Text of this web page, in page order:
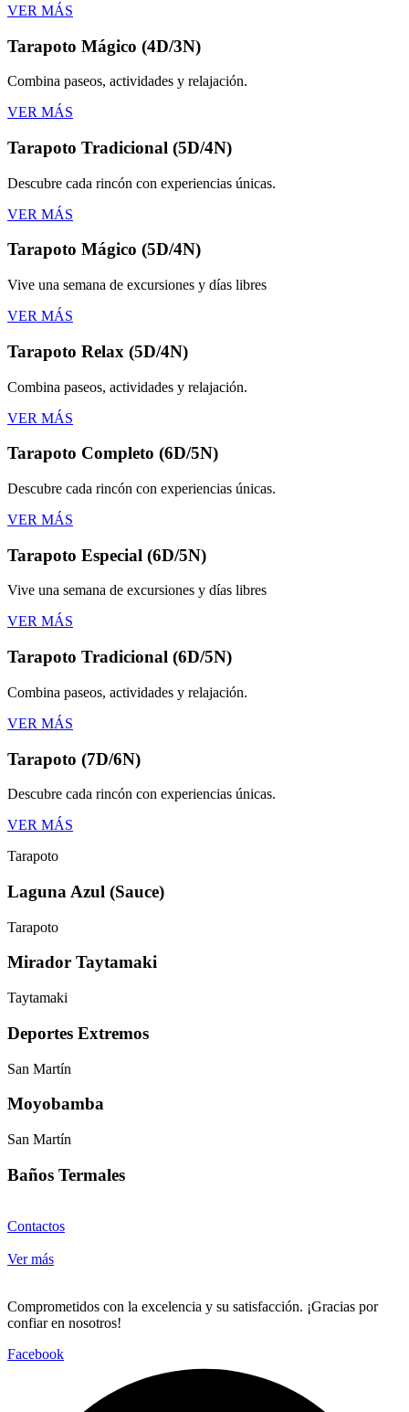
VER MÁS
Tarapoto Mágico (4D/3N)
Combina paseos, actividades y relajación.
VER MÁS
Tarapoto Tradicional (5D/4N)
Descubre cada rincón con experiencias únicas.
VER MÁS
Tarapoto Mágico (5D/4N)
Vive una semana de excursiones y días libres
VER MÁS
Tarapoto Relax (5D/4N)
Combina paseos, actividades y relajación.
VER MÁS
Tarapoto Completo (6D/5N)
Descubre cada rincón con experiencias únicas.
VER MÁS
Tarapoto Especial (6D/5N)
Vive una semana de excursiones y días libres
VER MÁS
Tarapoto Tradicional (6D/5N)
Combina paseos, actividades y relajación.
VER MÁS
Tarapoto (7D/6N)
Descubre cada rincón con experiencias únicas.
VER MÁS
Tarapoto
Laguna Azul (Sauce)
Tarapoto
Mirador Taytamaki
Taytamaki
Deportes Extremos
San Martín
Moyobamba
San Martín
Baños Termales
Contactos
Ver más
Comprometidos con la excelencia y su satisfacción. ¡Gracias por
confiar en nosotros!
Facebook